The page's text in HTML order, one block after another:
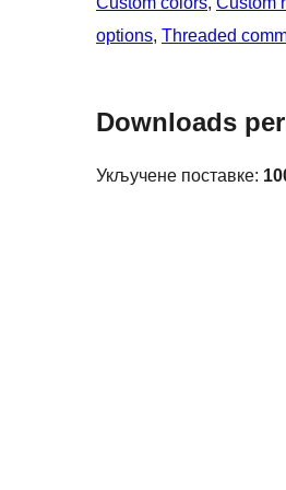
options, Threaded
Downloads
Укључене поставке: